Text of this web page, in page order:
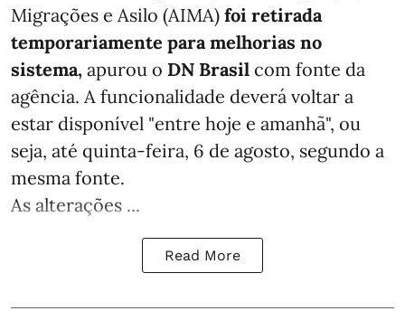
Migrações e Asilo (AIMA) foi retirada
temporariamente para melhorias no
sistema, apurou o DN Brasil com fonte da
agência. A funcionalidade deverá voltar a
estar disponível "entre hoje e amanhã", ou
seja, até quinta-feira, 6 de agosto, segundo a
mesma fonte.
As alterações ...
Read More